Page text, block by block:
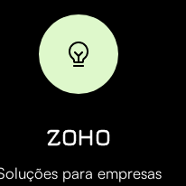
ZOHO
para empresas